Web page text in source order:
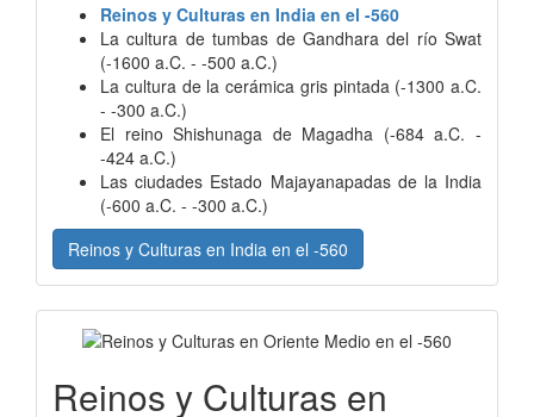
Reinos y Culturas en India en el -560
La cultura de tumbas de Gandhara del río Swat
(-1600 a.C. - -500 a.C.)
La cultura de la cerámica gris pintada (-1300 a.C.
- -300 a.C.)
El reino Shishunaga de Magadha (-684 a.C. -
-424 a.C.)
Las ciudades Estado Majayanapadas de la India
(-600 a.C. - -300 a.C.)
Reinos y Culturas en India en el -560
Reinos y Culturas en